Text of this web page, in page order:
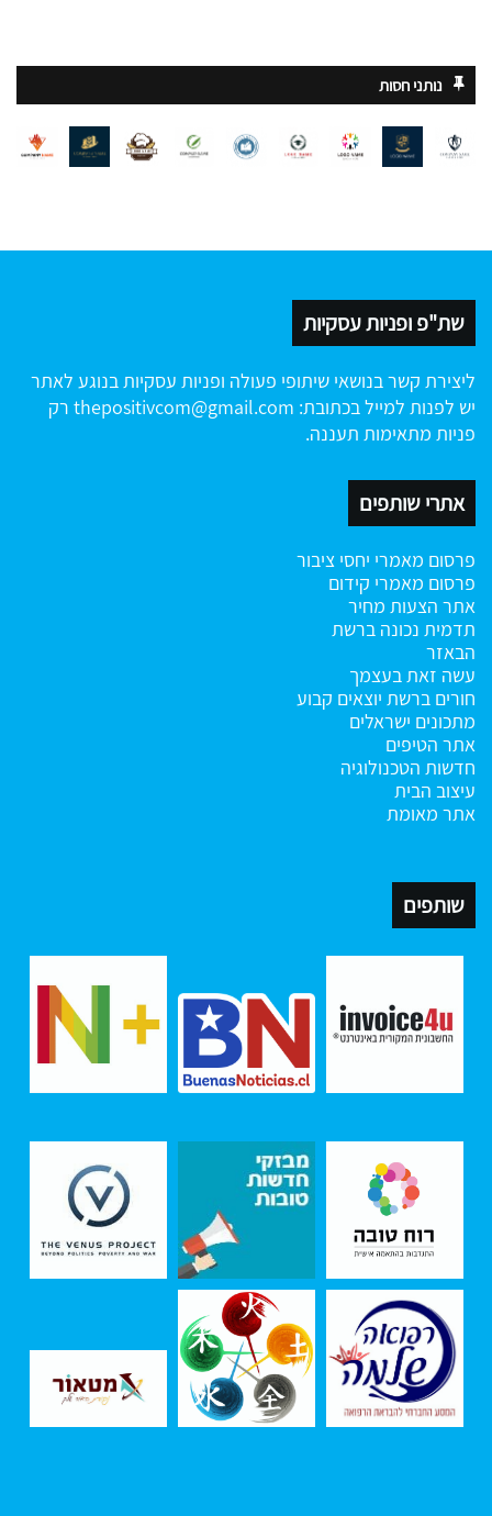
נותני חסות
שת"פ ופניות עסקיות
ליצירת קשר בנושאי שיתופי פעולה ופניות עסקיות בנוגע לאתר
יש לפנות למייל בכתובת: thepositivcom@gmail.com רק
פניות מתאימות תעננה.
אתרי שותפים
פרסום מאמרי יחסי ציבור
פרסום מאמרי קידום
אתר הצעות מחיר
תדמית נכונה ברשת
הבאזר
עשה זאת בעצמך
חורים ברשת יוצאים קבוע
מתכונים ישראלים
אתר הטיפים
חדשות הטכנולוגיה
עיצוב הבית
אתר מאומת
שותפים